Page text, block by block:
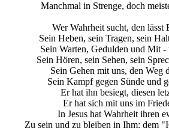
Manchmal in Strenge, doch
Wer Wahrheit sucht, den lässt
Sein Heben, sein Tragen, sein
Sein Warten, Gedulden und Mit
Sein Hören, sein Sehen, sein
Sein Gehen mit uns, den Weg
Sein Kampf gegen Sünde und
Er hat ihn besiegt, diesen
Er hat sich mit uns im
In Jesus hat Wahrheit ihren
Zu sein und zu bleiben in Ihm: dem